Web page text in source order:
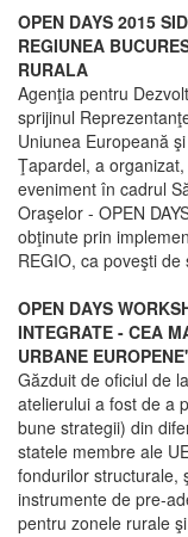
OPEN DAYS 2015
REGIUNEA
RURALA
Agenţia pentru
sprijinul
Uniunea Europeană
Ţapardel, a
eveniment în cadrul
Oraşelor - OPEN
obţinute prin
REGIO, ca poveşti de
OPEN DAYS
INTEGRATE - CEA
URBANE
Găzduit de oficiul de
atelierului a fost de a
bune strategii) din
statele membre ale
fondurilor structurale,
instrumente de pre-
pentru zonele rurale